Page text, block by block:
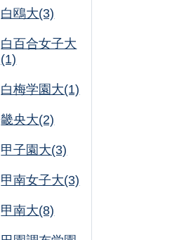
白鴎大(3)
白百合女子大
(1)
白梅学園大(1)
畿央大(2)
甲子園大(3)
甲南女子大(3)
甲南大(8)